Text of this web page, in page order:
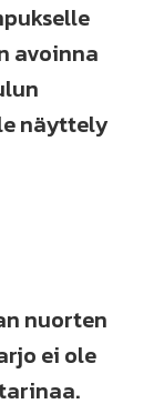
avoinna
näyttely
nuorten
ei ole